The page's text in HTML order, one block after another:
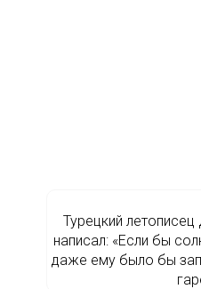
Турецкий
написал: «Если бы
даже ему было бы